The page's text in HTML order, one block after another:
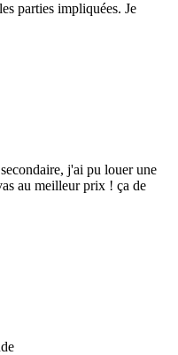
parties impliquées. Je
j'ai pu louer une
au meilleur prix ! ça de